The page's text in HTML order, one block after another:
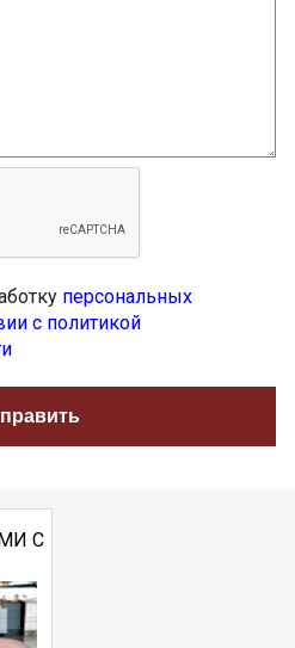
персональных
с политикой
С